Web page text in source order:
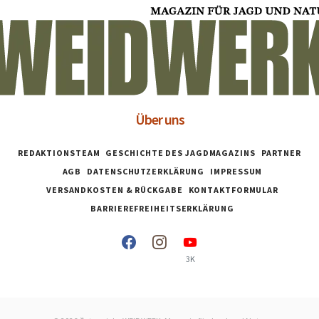
Über uns
REDAKTIONSTEAM GESCHICHTE DES JAGDMAGAZINS
PARTNER
AGB
DATENSCHUTZERKLÄRUNG
IMPRESSUM
VERSANDKOSTEN & RÜCKGABE
KONTAKTFORMULAR
BARRIEREFREIHEITSERKLÄRUNG
3K